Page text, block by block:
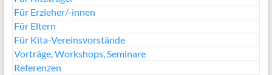
Für Erzieher/-innen
Für Eltern
Für Kita-Vereinsvorstände
Vorträge, Workshops, Seminare
Referenzen